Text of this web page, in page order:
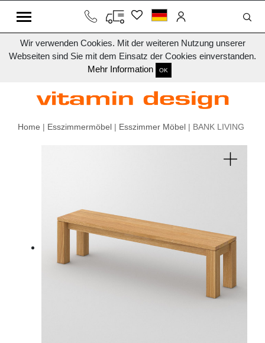
Wir verwenden Cookies. Mit der weiteren Nutzung unserer
Webseiten sind Sie mit dem Einsatz der Cookies einverstanden.
Mehr Information
OK
Home | Esszimmermöbel | Esszimmer Möbel | BANK LIVING